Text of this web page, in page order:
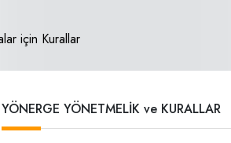
için Kurallar
YÖNERGE YÖNETMELİK ve KURALLAR